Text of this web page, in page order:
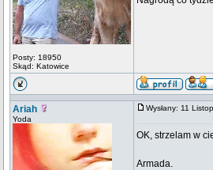
Posty: 18950
Skąd: Katowice
Ariah
Yoda
Wysłany: 11
OK, strzelam w
Armada.